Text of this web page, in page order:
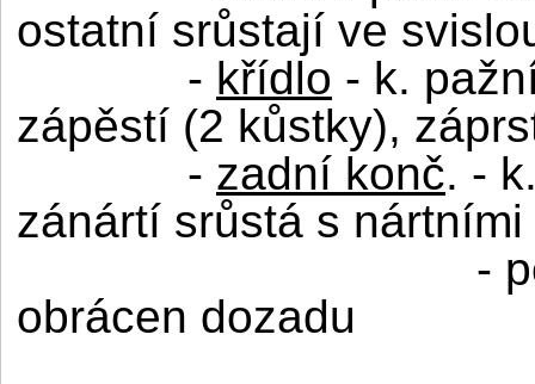
ostatní srůstají ve
- křídlo - k.
zápěstí (2 kůstky),
- zadní konč. -
zánártí srůstá s
-
obrácen dozadu